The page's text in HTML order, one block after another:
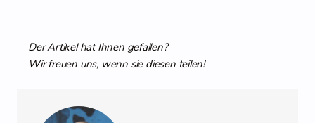
Der Artikel hat Ihnen gefallen?
Wir freuen uns, wenn sie diesen teilen!